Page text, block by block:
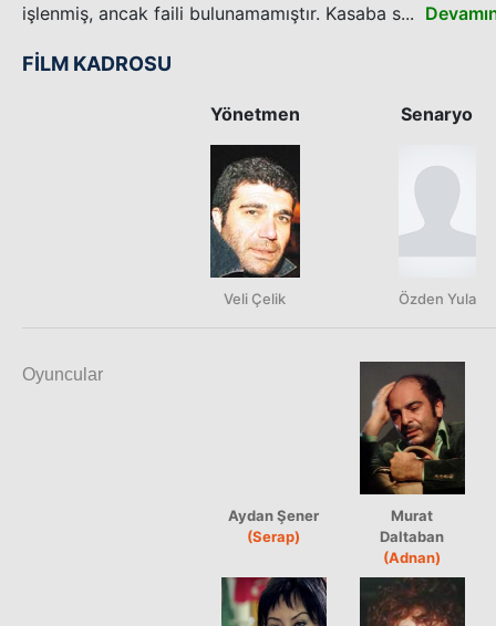
işlenmiş, ancak faili bulunamamıştır. Kasaba s...
FİLM KADROSU
Yönetmen
Veli Çelik
Senaryo
Özden Yula
Oyuncular
Aydan Şener
(Serap)
Murat
Daltaban
(Adnan)